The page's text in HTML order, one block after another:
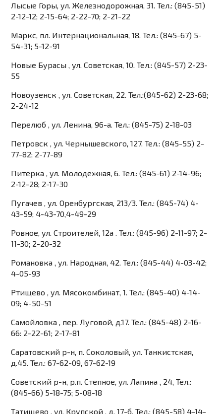
Лысые Горы, ул. Железнодорожная, 31. Тел.: (845-51)
2-12-12; 2-15-64; 2-22-70; 2-21-22
Маркс, пл. Интернациональная, 18. Тел.: (845-67) 5-
54-31; 5-12-91
Новые Бурасы , ул. Советская, 10. Тел.: (845-57) 2-23-
55
Новоузенск , ул. Советская, 22. Тел.:(845-62) 2-23-68;
2-24-12
Перелюб , ул. Ленина, 96-а. Тел.: (845-75) 2-18-03
Петровск , ул. Чернышевского, 127. Тел.: (845-55) 2-
77-82; 2-77-89
Питерка , ул. Молодежная, 6. Тел.: (845-61) 2-14-96;
2-12-28; 2-17-30
Пугачев , ул. Оренбургская, 213/3. Тел.: (845-74) 4-
43-59; 4-43-70,4-49-29
Ровное, ул. Строителей, 12а . Тел.: (845-96) 2-11-97; 2-
11-30; 2-20-32
Романовка , ул. Народная, 42. Тел.: (845-44) 4-03-42;
4-05-93
Ртищево , ул. Мясокомбинат, 1. Тел.: (845-40) 4-14-
09; 4-50-51
Самойловка , пер. Луговой, д.17. Тел.: (845-48) 2-16-
66: 2-22-61; 2-17-81
Саратовский р-н, п. Соколовый, ул. Танкистская,
д.45. Тел.: 67-62-09, 67-62-19
Советский р-н, р.п. Степное, ул. Лапина , 24, Тел.:
(845-66) 5-18-75; 5-08-18
Татищево , ул. Крупской , д. 17-б. Тел.: (845-58) 4-14-